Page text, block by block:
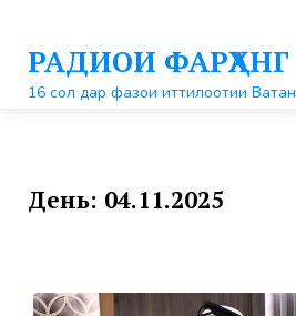
контентуРАДИОИ ФАРҲАНГ
16 сол дар фазои иттилоотии Ватан
День: 04.11.2025